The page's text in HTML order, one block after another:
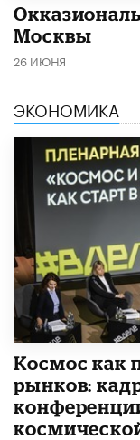
Москвы
26 ИЮНЯ
ЭКОНОМИКА
Космос как
рынков: